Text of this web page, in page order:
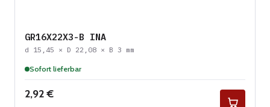
GR16X22X3-B INA
d 15,45 × D 22,08 × B 3 mm
Sofort lieferbar
Regulärer Preis:
2,92 €